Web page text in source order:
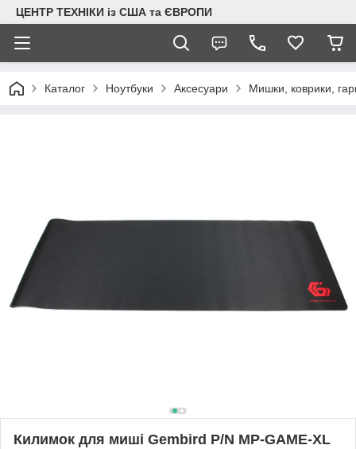
ЦЕНТР ТЕХНІКИ із США та ЄВРОПИ
Каталог Ноутбуки Аксесуари Мишки, коврики,
Килимок для миші Gembird P/N MP-GAME-XL